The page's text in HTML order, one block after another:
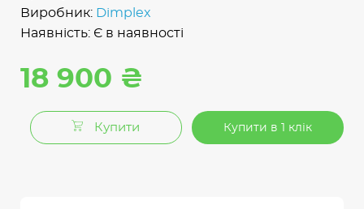
Виробник: Dimplex
Наявність: Є в наявності
18 900 ₴
Купити Купити в 1 клік